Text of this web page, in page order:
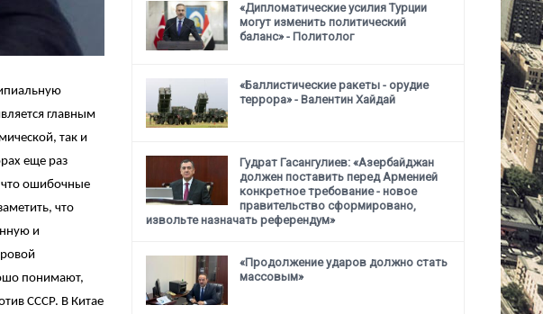
главным
так и
еще раз
что ошибочные
что
и
понимают,
СССР. В Китае
«Дипломатические усилия Турции
могут изменить политический
баланс» - Политолог
«Баллистические ракеты - орудие
террора» - Валентин Хайдай
Гудрат Гасангулиев: «Азербайджан
должен поставить перед Арменией
конкретное требование - новое
правительство сформировано,
извольте назначать референдум»
«Продолжение ударов должно стать
массовым»